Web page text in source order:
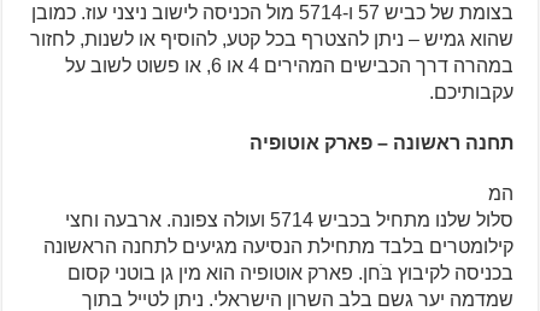
בצומת של כביש 57 ו-5714 מול הכניסה לישוב ניצני עוז. כמובן
שהוא גמיש – ניתן להצטרף בכל קטע, להוסיף או לשנות, לחזור
במהרה דרך הכבישים המהירים 4 או 6, או פשוט לשוב על
עקבותיכם.
תחנה ראשונה – פארק אוטופיה
המ
סלול שלנו מתחיל בכביש 5714 ועולה צפונה. ארבעה וחצי
קילומטרים בלבד מתחילת הנסיעה מגיעים לתחנה הראשונה
בכניסה לקיבוץ בֹּחן. פארק אוטופיה הוא מין גן בוטני קסום
שמדמה יער גשם בלב השרון הישראלי. ניתן לטייל בתוך